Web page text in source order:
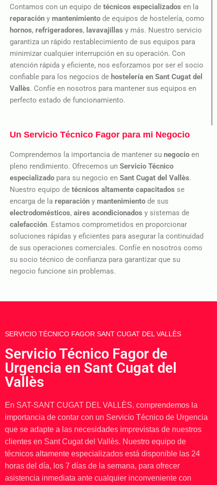
Contamos con un equipo de técnicos especializados en la
reparación y mantenimiento de equipos de hostelería, como
hornos, refrigeradores, lavavajillas y más. Nuestro servicio
garantiza un rápido restablecimiento de sus equipos para
minimizar cualquier interrupción en su operación. Con
atención rápida y eficiente, nos esforzamos por ser el socio
confiable para los negocios de hostelería en Sant Cugat del
Vallès. Confíe en nosotros para mantener sus equipos en
perfecto estado de funcionamiento.
Un Servicio Técnico Fagor para mi Negocio
Comprendemos la importancia de mantener su negocio en
pleno rendimiento. Ofrecemos un Servicio Técnico
especializado para su negocio en Sant Cugat del Vallès.
Nuestro equipo de técnicos altamente capacitados se
encarga de la reparación y mantenimiento de sus
electrodomésticos, aires acondicionados y sistemas de
calefacción. Estamos comprometidos en proporcionar
soluciones rápidas y eficientes para asegurar la continuidad
de sus operaciones comerciales. Confíe en nosotros como
su socio técnico de confianza para garantizar que su
negocio funcione sin problemas.
SERVICIO TÉCNICO FAGOR SANT CUGAT DEL VALLÈS
Servicio Técnico Fagor de
Urgencia en Sant Cugat del
Vallès
En SAT-SANT CUGAT DEL VALLÈS, comprendemos la
importancia de contar con un Servicio Técnico de Urgencia
que se adapte a las necesidades imprevistas de nuestros
clientes en Sant Cugat del Vallès. Nuestro equipo de
técnicos altamente especializados está disponible las 24
horas del día, los 7 días de la semana, para ofrecer
asistencia inmediata ante cualquier inconveniente con